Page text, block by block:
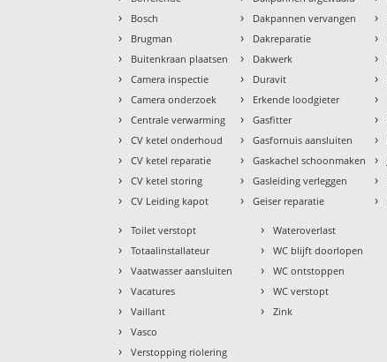
› Bosch
› Brugman
› Buitenkraan plaatsen
› Camera inspectie
› Camera onderzoek
› Centrale verwarming
› CV ketel onderhoud
› CV ketel reparatie
› CV ketel storing
› CV Leiding kapot
› Dakpannen vervangen
› Dakreparatie
› Dakwerk
› Duravit
› Erkende loodgieter
› Gasfitter
› Gasfornuis aansluiten
› Gaskachel schoonmaken
› Gasleiding verleggen
› Geiser reparatie
›
›
›
›
›
›
›
›
›
›
› Toilet verstopt
› Totaalinstallateur
› Vaatwasser aansluiten
› Vacatures
› Vaillant
› Vasco
› Verstopping riolering
› Wateroverlast
› WC blijft doorlopen
› WC ontstoppen
› WC verstopt
› Zink